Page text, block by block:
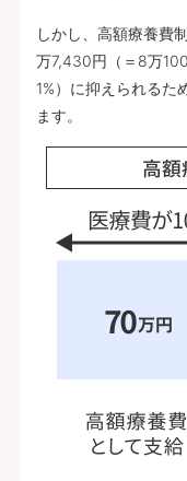
しかし、高額療養費
万7,430円（＝8万
1%）に抑えられる
ます。